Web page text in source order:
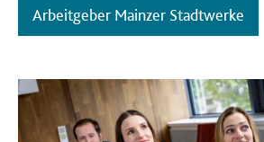
Arbeitgeber Mainzer Stadtwerke